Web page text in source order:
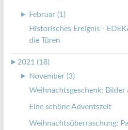
► Februar (1)
Historisches Ereignis -
die Türen
► 2021 (18)
► November (3)
Weihnachtsgeschenk: Bilder
Eine schöne Adventszeit
Weihnachtsüberraschung: